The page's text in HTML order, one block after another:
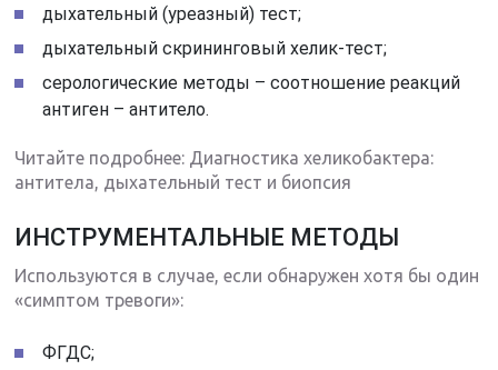
дыхательный (уреазный) тест;
дыхательный скрининговый хелик-тест;
серологические методы – соотношение реакций
антиген – антитело.
Читайте подробнее: Диагностика хеликобактера:
антитела, дыхательный тест и биопсия
ИНСТРУМЕНТАЛЬНЫЕ МЕТОДЫ
Используются в случае, если обнаружен хотя бы один
«симптом тревоги»:
ФГДС;